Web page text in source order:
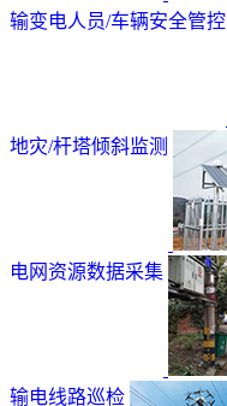
输变电人员/车辆安全管控
地灾/杆塔倾斜监测
电网资源数据采集
输电线路巡检